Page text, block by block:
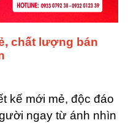
chất lượng bán
kế mới mẻ, độc đáo
ngay từ ánh nhìn